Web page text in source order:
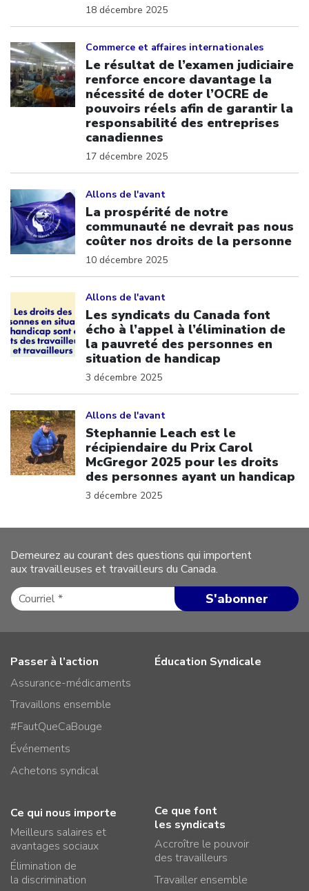
18 décembre 2025
Commerce et affaires internationales
Le résultat de l’examen judiciaire
renforce encore davantage la
nécessité de doter l’OCRE de
pouvoirs réels afin de garantir la
responsabilité des entreprises
canadiennes
17 décembre 2025
Allons de l'avant
La prospérité de notre
communauté ne devrait pas nous
coûter nos droits de la personne
10 décembre 2025
Allons de l'avant
Les syndicats du Canada font
écho à l’appel à l’élimination de
la pauvreté des personnes en
situation de handicap
3 décembre 2025
Allons de l'avant
Stephannie Leach est le
récipiendaire du Prix Carol
McGregor 2025 pour les droits
des personnes ayant un handicap
3 décembre 2025
Demeurez au courant des questions qui importent
aux travailleuses et travailleurs du Canada.
Passer à l’action
Assurance-médicaments
Travaillons ensemble
#FautQueCaBouge
Événements
Achetons syndical
Éducation Syndicale
Ce qui nous importe
Meilleurs salaires et
avantages sociaux
Élimination de
la discrimination
Ce que font
les syndicats
Accroître le pouvoir
des travailleurs
Travailler ensemble